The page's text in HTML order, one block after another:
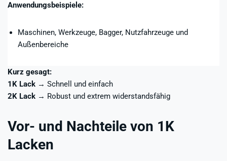
Anwendungsbeispiele:
Maschinen, Werkzeuge, Bagger, Nutzfahrzeuge und
Außenbereiche
Kurz gesagt:
1K Lack → Schnell und einfach
2K Lack → Robust und extrem widerstandsfähig
Vor- und Nachteile von 1K
Lacken